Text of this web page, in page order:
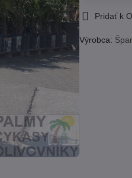
Pridať k
Výrobca: